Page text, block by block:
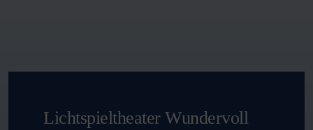
Lichtspieltheater Wundervoll